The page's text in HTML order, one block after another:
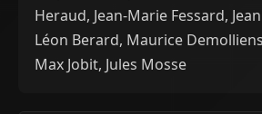
Heraud, Jean-Marie Fessard,
Léon Berard, Maurice
Max Jobit, Jules Mosse